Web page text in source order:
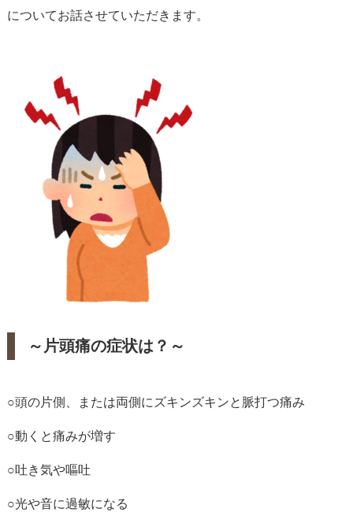
についてお話させていただきます。
～片頭痛の症状は？～
○頭の片側、または両側にズキンズキンと脈打つ痛み
○動くと痛みが増す
○吐き気や嘔吐
○光や音に過敏になる